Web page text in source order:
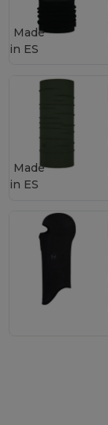
Made
in ES
Made
in ES